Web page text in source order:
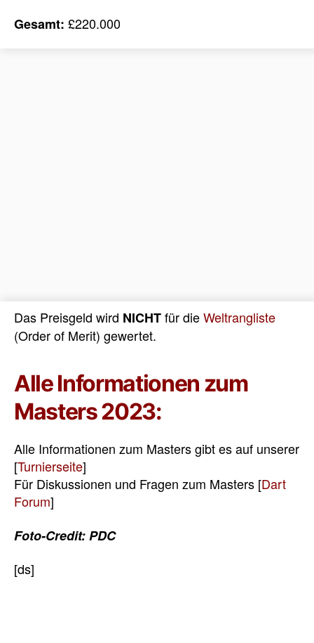
Gesamt: £220.000
Das Preisgeld wird NICHTfür dieWeltrangliste
(Order of Merit) gewertet.
Alle Informationen zum
Masters 2023:
Alle Informationen zum Masters gibt es auf unserer
[Turnierseite]
Für Diskussionen und Fragen zum Masters [Dart
Forum]
Foto-Credit: PDC
[ds]